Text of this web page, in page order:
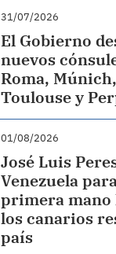
31/07/2026
El Gobierno
nuevos
Roma,
Toulouse y
01/08/2026
José Luis
Venezuela
primera mano
los canarios
país